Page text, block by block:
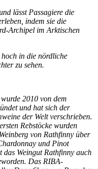
lässt Passagiere die
indem sie die
Archipel im Arktischen
in die nördliche
zu sehen.
2010 von dem
und hat sich der
der Welt verschrieben.
Rebstöcke wurden
von Rathfinny über
und Pinot
das Weingut Rathfinny auch
Das RIBA-